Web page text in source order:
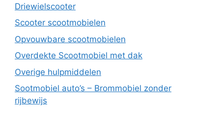
Driewielscooter
Scooter scootmobielen
Opvouwbare scootmobielen
Overdekte Scootmobiel met dak
Overige hulpmiddelen
Sootmobiel auto’s – Brommobiel zonder
rijbewijs